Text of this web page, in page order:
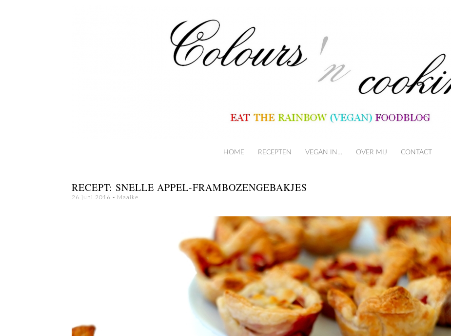
SKIP TO CONTENT
HOME RECEPTEN VEGAN IN… OVER MIJ CONTACT
RECEPT: SNELLE APPEL-FRAMBOZENGEBAKJES
26 juni 2016 - Maaike